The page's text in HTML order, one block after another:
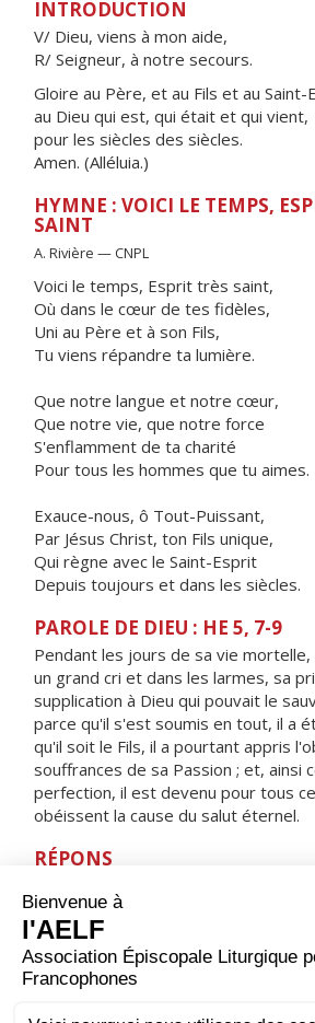
INTRODUCTION
V/ Dieu, viens à mon aide,
R/ Seigneur, à notre secours.
Gloire au Père, et au Fils et au Saint-
au Dieu qui est, qui était et qui vient,
pour les siècles des siècles.
Amen. (Alléluia.)
HYMNE : VOICI LE TEMPS,
SAINT
A. Rivière — CNPL
Voici le temps, Esprit très saint,
Où dans le cœur de tes fidèles,
Uni au Père et à son Fils,
Tu viens répandre ta lumière.
Que notre langue et notre cœur,
Que notre vie, que notre force
S'enflamment de ta charité
Pour tous les hommes que tu aimes.
Exauce-nous, ô Tout-Puissant,
Par Jésus Christ, ton Fils unique,
Qui règne avec le Saint-Esprit
Depuis toujours et dans les siècles.
PAROLE DE DIEU : HE 5, 7-9
Pendant les jours de sa vie
un grand cri et dans les larmes, sa
supplication à Dieu qui pouvait le
parce qu'il s'est soumis en tout, il a
qu'il soit le Fils, il a pourtant appris
souffrances de sa Passion ; et, ainsi
perfection, il est devenu pour tous
obéissent la cause du salut éternel.
RÉPONS
par ta croix, tu as racheté le monde.
ORAISON
Tu as voulu, Seigneur, que tous les